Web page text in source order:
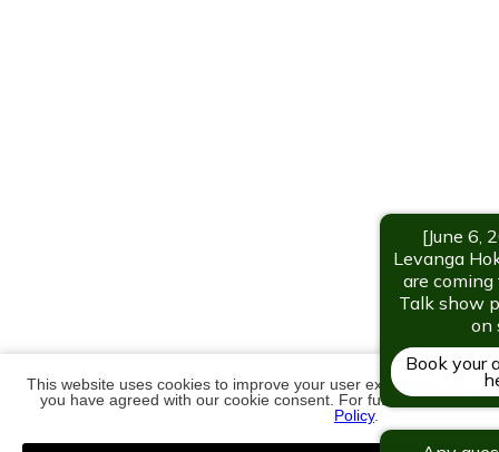
This website uses cookies to improve your user experience. By
you have agreed with our cookie consent. For futher
Policy.